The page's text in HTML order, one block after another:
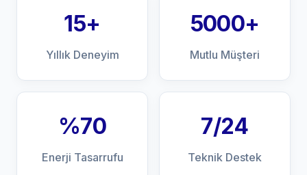
15+
Yıllık Deneyim
5000+
Mutlu Müşteri
%70
Enerji Tasarrufu
7/24
Teknik Destek